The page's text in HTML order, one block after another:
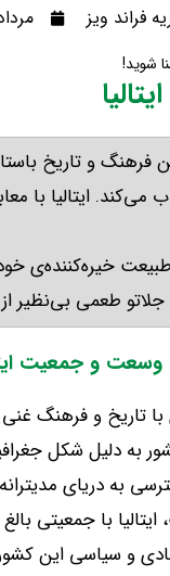
فراند ویز مرداد 4,
شوید!
ایتالیا
فرهنگ و تاریخ
می‌کند. ایتالیا با
خیره‌کننده‌ی
و جلاتو طعمی
وسعت و جمعیت
با تاریخ و فرهنگ
به دلیل شکل
به دریای
با جمعیتی بالغ
و سیاسی این